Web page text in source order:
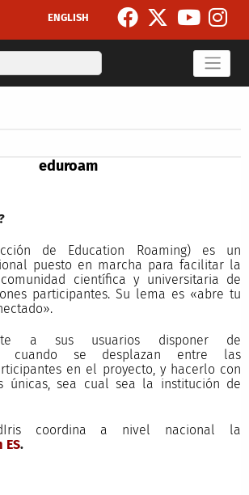
ENGLISH
Search
de ayuda a la navegación
eduroam
de Education Roaming) es un
puesto en marcha para facilitar la
científica y universitaria de
participantes. Su lema es «abre tu
a sus usuarios disponer de
cuando se desplazan entre las
en el proyecto, y hacerlo con
únicas, sea cual sea la institución de
coordina a nivel nacional la
ES.